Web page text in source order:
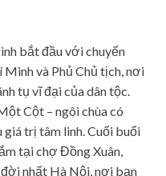
bắt đầu với chuyến
Minh và Phủ Chủ tịch, nơi
tụ vĩ đại của dân tộc.
Cột – ngôi chùa có
giá trị tâm linh. Cuối buổi
tại chợ Đồng Xuân,
nhất Hà Nội, nơi bạn